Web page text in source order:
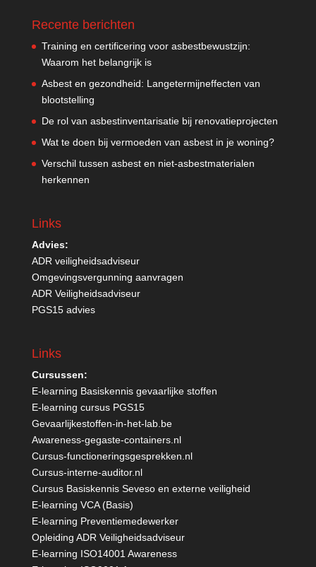
Recente berichten
Training en certificering voor asbestbewustzijn:
Waarom het belangrijk is
Asbest en gezondheid: Langetermijneffecten van
blootstelling
De rol van asbestinventarisatie bij renovatieprojecten
Wat te doen bij vermoeden van asbest in je woning?
Verschil tussen asbest en niet-asbestmaterialen
herkennen
Links
Advies:
ADR veiligheidsadviseur
Omgevingsvergunning aanvragen
ADR Veiligheidsadviseur
PGS15 advies
Links
Cursussen:
E-learning Basiskennis gevaarlijke stoffen
E-learning cursus PGS15
Gevaarlijkestoffen-in-het-lab.be
Awareness-gegaste-containers.nl
Cursus-functioneringsgesprekken.nl
Cursus-interne-auditor.nl
Cursus Basiskennis Seveso en externe veiligheid
E-learning VCA (Basis)
E-learning Preventiemedewerker
Opleiding ADR Veiligheidsadviseur
E-learning ISO14001 Awareness